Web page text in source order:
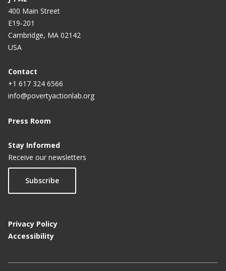
400 Main Street
E19-201
Cambridge, MA 02142
USA
Contact
+1 617 324 6566
info@povertyactionlab.org
Press Room
Stay Informed
Receive our newsletters
Subscribe
Privacy Policy
Accessibility